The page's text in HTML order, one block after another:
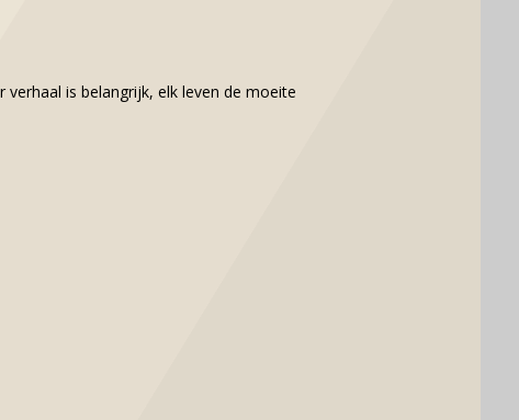
verhaal is belangrijk, elk leven de moeite